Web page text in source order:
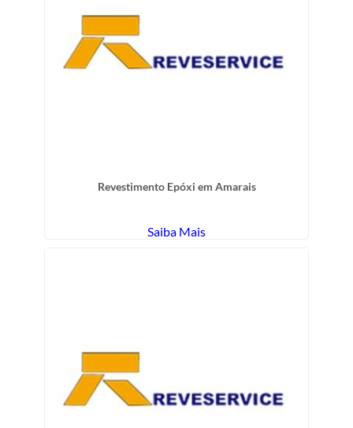
Revestimento Epóxi em Amarais
Saiba Mais